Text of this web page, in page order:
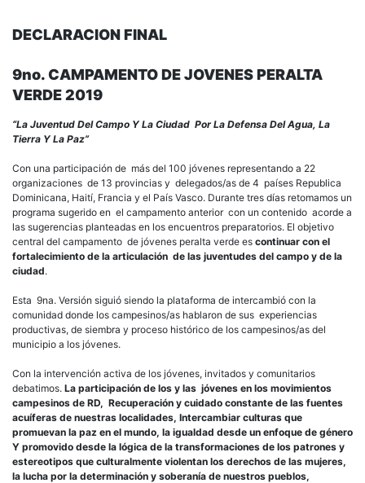
DECLARACION FINAL
9no. CAMPAMENTO DE JOVENES PERALTA
VERDE 2019
“La Juventud Del Campo Y La Ciudad Por La Defensa Del Agua, La
Tierra Y La Paz”
Con una participación de más del 100 jóvenes representando a 22
organizaciones de 13 provincias y delegados/as de 4 países Republica
Dominicana, Haití, Francia y el País Vasco. Durante tres días retomamos un
programa sugerido en el campamento anterior con un contenido acorde a
las sugerencias planteadas en los encuentros preparatorios. El objetivo
central del campamento de jóvenes peralta verde es continuar con el
fortalecimiento de la articulación de las juventudes del campo y de la
ciudad.
Esta 9na. Versión siguió siendo la plataforma de intercambió con la
comunidad donde los campesinos/as hablaron de sus experiencias
productivas, de siembra y proceso histórico de los campesinos/as del
municipio a los jóvenes.
Con la intervención activa de los jóvenes, invitados y comunitarios
debatimos. La participación de los y las jóvenes en los movimientos
campesinos de RD, Recuperación y cuidado constante de las fuentes
acuíferas de nuestras localidades, Intercambiar culturas que
promuevan la paz en el mundo, la igualdad desde un enfoque de género
Y promovido desde la lógica de la transformaciones de los patrones y
estereotipos que culturalmente violentan los derechos de las mujeres,
la lucha por la determinación y soberanía de nuestros pueblos,